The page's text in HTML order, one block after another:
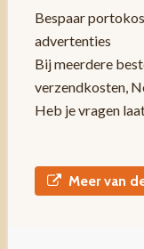
Bespaar
advertenties
Bij meerdere
verzendkosten,
Heb je vragen
Meer van